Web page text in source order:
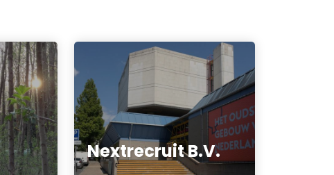
Nextrecruit B.V.